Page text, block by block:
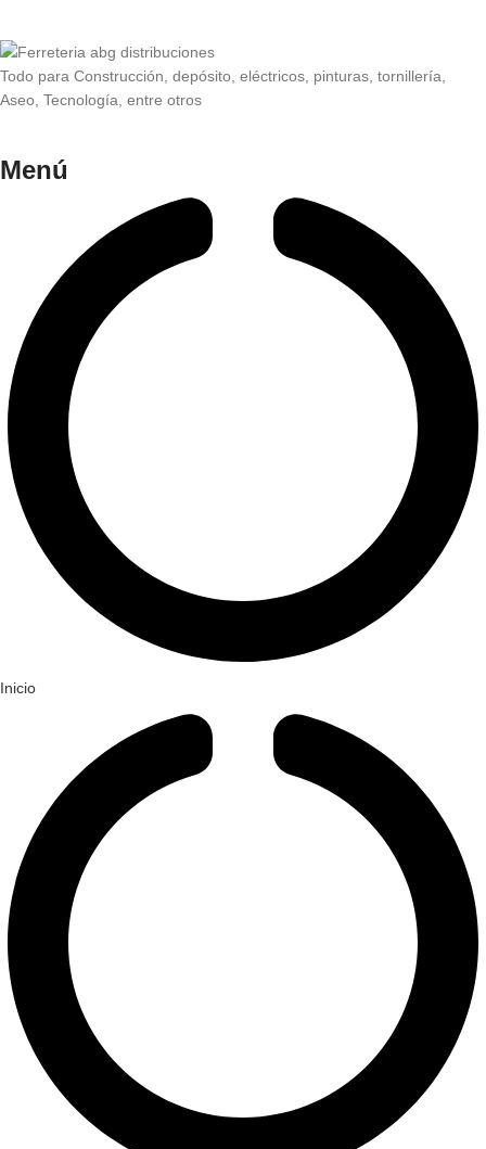
Todo para Construcción, depósito, eléctricos, pinturas, tornillería,
Aseo, Tecnología, entre otros
Menú
Inicio